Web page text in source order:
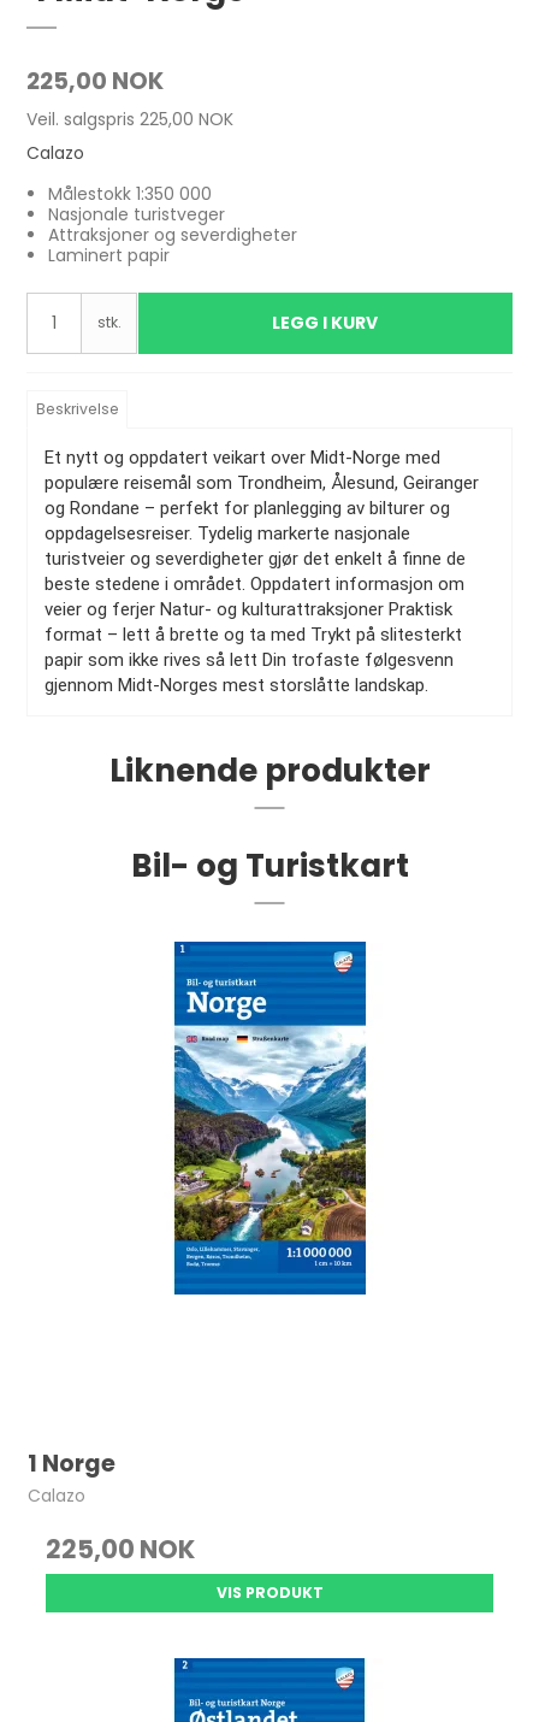
225,00 NOK
Veil. salgspris 225,00 NOK
Calazo
Målestokk 1:350 000
Nasjonale turistveger
Attraksjoner og severdigheter
Laminert papir
stk. LEGG I KURV
Beskrivelse
Et nytt og oppdatert veikart over Midt-Norge med
populære reisemål som Trondheim, Ålesund, Geiranger
og Rondane – perfekt for planlegging av bilturer og
oppdagelsesreiser. Tydelig markerte nasjonale
turistveier og severdigheter gjør det enkelt å finne de
beste stedene i området. Oppdatert informasjon om
veier og ferjer Natur- og kulturattraksjoner Praktisk
format – lett å brette og ta med Trykt på slitesterkt
papir som ikke rives så lett Din trofaste følgesvenn
gjennom Midt-Norges mest storslåtte landskap.
Liknende produkter
Bil- og Turistkart
1 Norge
Calazo
225,00 NOK
VIS PRODUKT